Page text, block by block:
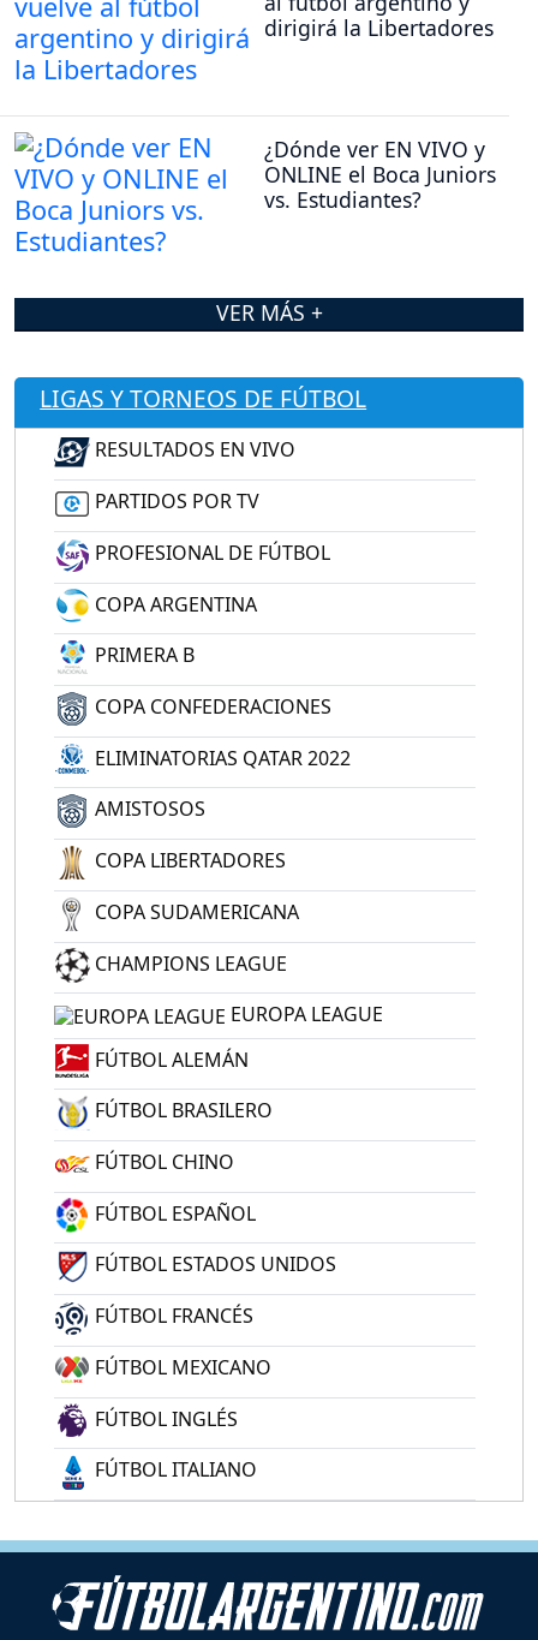
dirigirá la Libertadores
¿Dónde ver EN VIVO y
ONLINE el Boca Juniors
vs. Estudiantes?
VER MÁS +
LIGAS Y TORNEOS DE FÚTBOL
RESULTADOS EN VIVO
PARTIDOS POR TV
PROFESIONAL DE FÚTBOL
COPA ARGENTINA
PRIMERA B
COPA CONFEDERACIONES
ELIMINATORIAS QATAR 2022
AMISTOSOS
COPA LIBERTADORES
COPA SUDAMERICANA
CHAMPIONS LEAGUE
EUROPA LEAGUE
FÚTBOL ALEMÁN
FÚTBOL BRASILERO
FÚTBOL CHINO
FÚTBOL ESPAÑOL
FÚTBOL ESTADOS UNIDOS
FÚTBOL FRANCÉS
FÚTBOL MEXICANO
FÚTBOL INGLÉS
FÚTBOL ITALIANO